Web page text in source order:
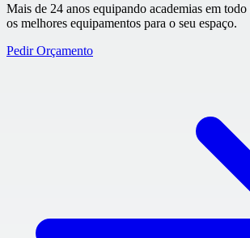
Mais de 24 anos equipando academias em
os melhores equipamentos para o seu espaço.
Pedir Orçamento